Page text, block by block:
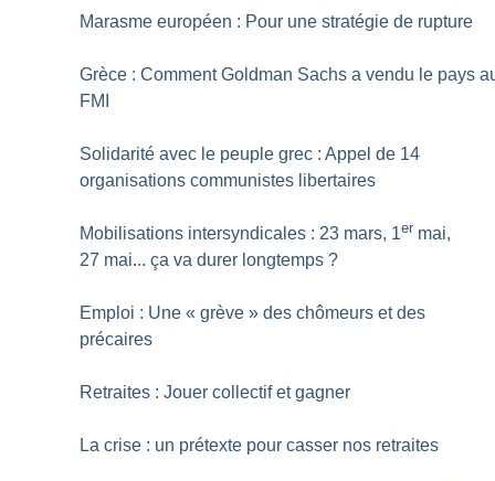
Marasme européen : Pour une stratégie de rupture
Grèce : Comment Goldman Sachs a vendu le pays
FMI
Solidarité avec le peuple grec : Appel de 14
organisations communistes libertaires
Mobilisations intersyndicales : 23 mars, 1er mai,
27 mai... ça va durer longtemps ?
Emploi : Une « grève » des chômeurs et des
précaires
Retraites : Jouer collectif et gagner
La crise : un prétexte pour casser nos retraites